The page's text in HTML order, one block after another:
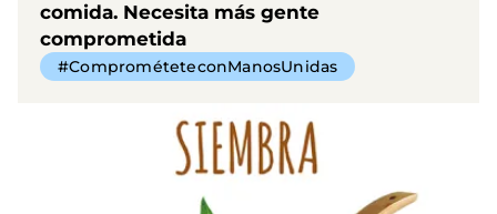
comida. Necesita más gente
comprometida
#ComprométeteconManosUnidas